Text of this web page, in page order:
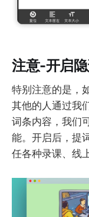
注意-开启
特别注意的是，
其他的人通过我
词条内容，我们
能。开启后，提
任各种录课、线